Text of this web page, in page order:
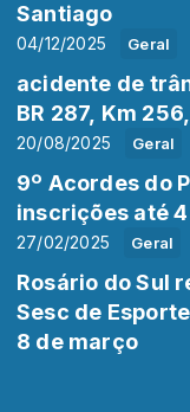
Santiago
Geral
04/12/2025
acidente de
BR 287, Km
Geral
20/08/2025
9º Acordes do
inscrições até
Geral
27/02/2025
Rosário do Sul
Sesc de
8 de março